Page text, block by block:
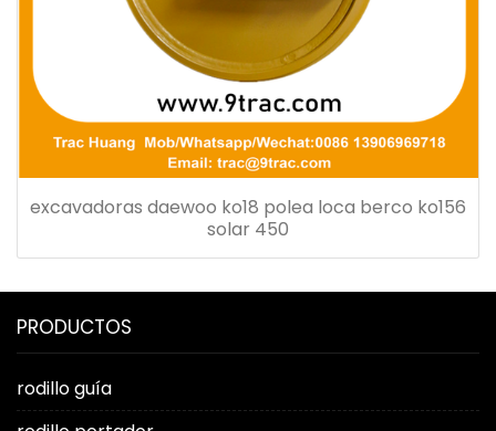
excavadoras daewoo ko18 polea loca berco ko156
solar 450
PRODUCTOS
rodillo guía